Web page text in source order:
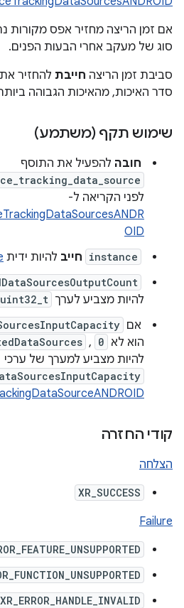
אם זמן הריצה מחזיר אפס מקורות
סוג של מעקב אחרי הבעות הפנים.
סביבת זמן הריצה חייבת להחזיר
סדר האיכות, מהאיכות הגבוהה
שימוש תקף (משתמע)
חובה להפעיל את התוסף
לפני הקריאה ל-
OID
instance חייב להיות ידית
להיות מצביע לערך uint32_t
אם
הוא לא 0
,
להיות מצביע למערך של ערכי
קודי החזרה
הצלחה
XR_SUCCESS
Failure
XR_ERROR_HANDLE_INVALID